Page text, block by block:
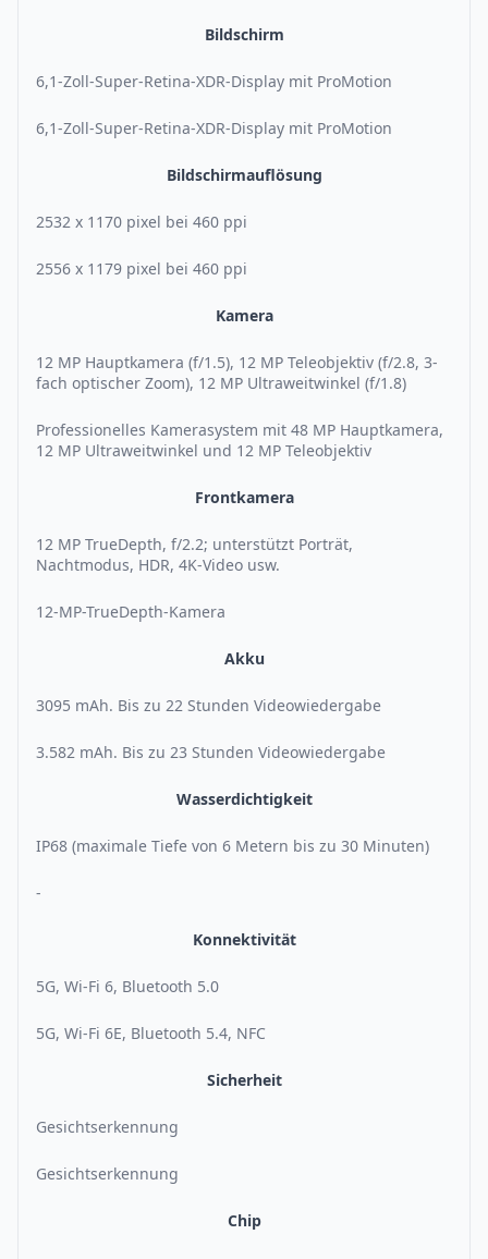
Bildschirm
6,1-Zoll-Super-Retina-XDR-Display mit ProMotion
6,1-Zoll-Super-Retina-XDR-Display mit ProMotion
Bildschirmauflösung
2532 x 1170 pixel bei 460 ppi
2556 x 1179 pixel bei 460 ppi
Kamera
12 MP Hauptkamera (f/1.5), 12 MP Teleobjektiv (f/2.8, 3-
fach optischer Zoom), 12 MP Ultraweitwinkel (f/1.8)
Professionelles Kamerasystem mit 48 MP Hauptkamera,
12 MP Ultraweitwinkel und 12 MP Teleobjektiv
Frontkamera
12 MP TrueDepth, f/2.2; unterstützt Porträt,
Nachtmodus, HDR, 4K-Video usw.
12-MP-TrueDepth-Kamera
Akku
3095 mAh. Bis zu 22 Stunden Videowiedergabe
3.582 mAh. Bis zu 23 Stunden Videowiedergabe
Wasserdichtigkeit
IP68 (maximale Tiefe von 6 Metern bis zu 30 Minuten)
-
Konnektivität
5G, Wi-Fi 6, Bluetooth 5.0
5G, Wi-Fi 6E, Bluetooth 5.4, NFC
Sicherheit
Gesichtserkennung
Gesichtserkennung
Chip